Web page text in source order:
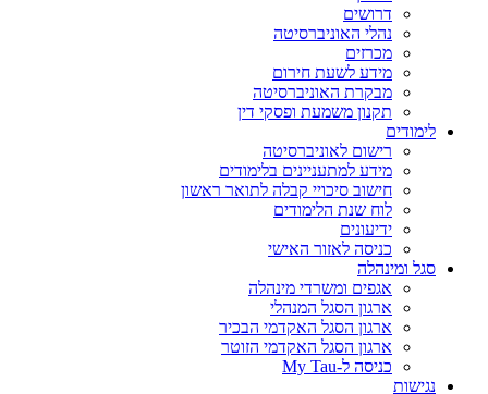
דרושים
נהלי האוניברסיטה
מכרזים
מידע לשעת חירום
מבקרת האוניברסיטה
תקנון משמעת ופסקי דין
לימודים
רישום לאוניברסיטה
מידע למתעניינים בלימודים
חישוב סיכויי קבלה לתואר ראשון
לוח שנת הלימודים
ידיעונים
כניסה לאזור האישי
סגל ומינהלה
אגפים ומשרדי מינהלה
ארגון הסגל המנהלי
ארגון הסגל האקדמי הבכיר
ארגון הסגל האקדמי הזוטר
כניסה ל-My Tau
נגישות